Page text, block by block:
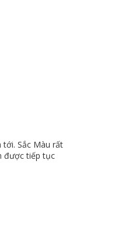
Sắc Màu rất
được tiếp tục